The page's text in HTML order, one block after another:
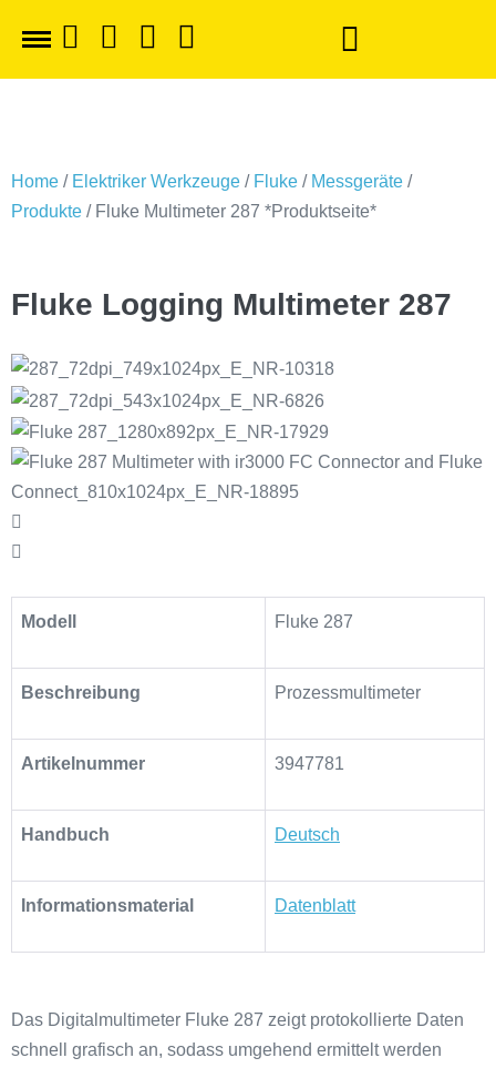
Home / Elektriker Werkzeuge / Fluke / Messgeräte /
Produkte / Fluke Multimeter 287 *Produktseite*
Fluke Logging Multimeter 287
Modell Fluke 287
Beschreibung Prozessmultimeter
Artikelnummer 3947781
Handbuch Deutsch
Informationsmaterial Datenblatt
Das Digitalmultimeter Fluke 287 zeigt protokollierte Daten
schnell grafisch an, sodass umgehend ermittelt werden